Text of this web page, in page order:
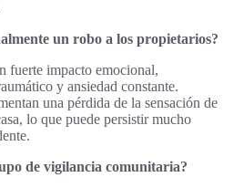
un robo a los propietarios?
fuerte impacto emocional,
y ansiedad constante.
una pérdida de la sensación de
lo que puede persistir mucho
de vigilancia comunitaria?